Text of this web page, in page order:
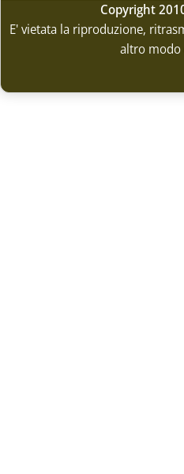
Copyright
E' vietata la riproduzione,
altro modo